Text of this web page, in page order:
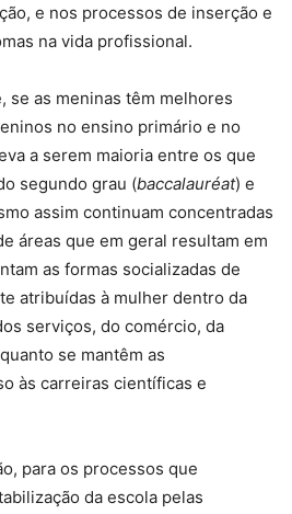
e nos processos de inserção e
na vida profissional.
se as meninas têm melhores
no ensino primário e no
a serem maioria entre os que
segundo grau (baccalauréat) e
assim continuam concentradas
áreas que em geral resultam em
as formas socializadas de
atribuídas à mulher dentro da
serviços, do comércio, da
se mantêm as
às carreiras científicas e
para os processos que
da escola pelas